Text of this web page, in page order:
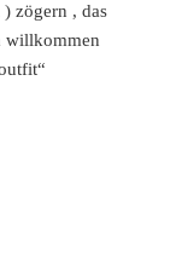
zögern , das
willkommen